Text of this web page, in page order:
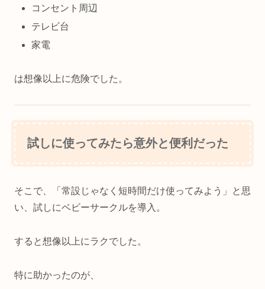
コンセント周辺
テレビ台
家電
は想像以上に危険でした。
試しに使ってみたら意外と便利だった
そこで、「常設じゃなく短時間だけ使ってみよう」と思
い、試しにベビーサークルを導入。
すると想像以上にラクでした。
特に助かったのが、